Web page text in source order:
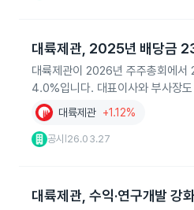
대륙제관, 2025년 배당금
대륙제관이 2026년 주주총회에
4.0%입니다. 대표이사와 부사장
대륙제관 +1.12%
공시 26.03.27
대륙제관, 수익·연구개발 강